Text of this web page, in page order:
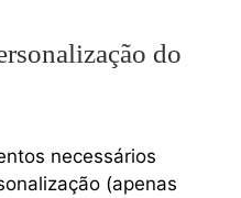
do
necessários
(apenas